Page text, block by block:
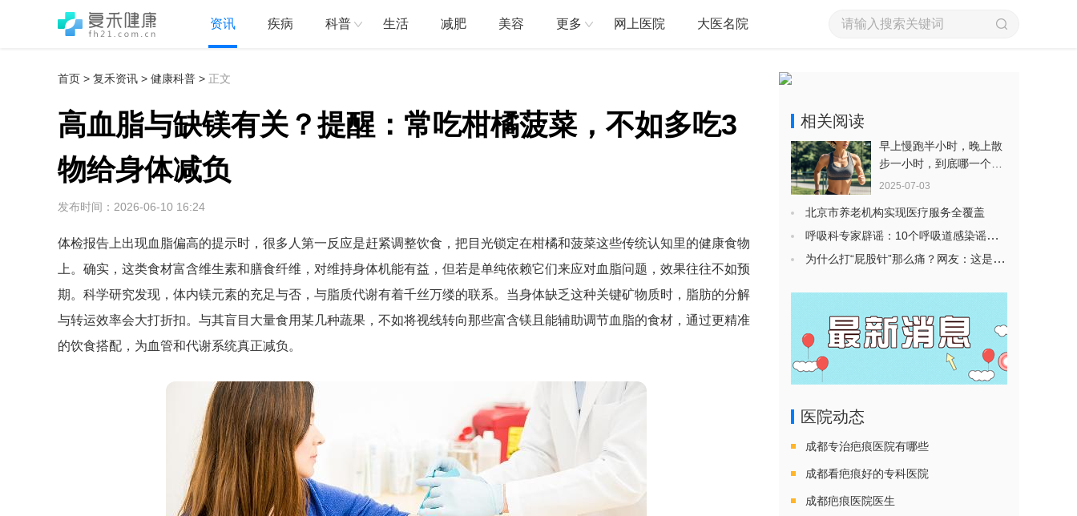
资讯 疾病 科普 生活 减肥 美容 更多 网上医院 大医名院
首页 > 复禾资讯 > 健康科普 > 正文
高血脂与缺镁有关？提醒：常吃柑橘菠菜，不如多吃3
物给身体减负
发布时间：2026-06-10 16:24
体检报告上出现血脂偏高的提示时，很多人第一反应是赶紧调整饮食，把目光锁定在柑橘和菠菜这些传统认知里的健康食物
上。确实，这类食材富含维生素和膳食纤维，对维持身体机能有益，但若是单纯依赖它们来应对血脂问题，效果往往不如预
期。科学研究发现，体内镁元素的充足与否，与脂质代谢有着千丝万缕的联系。当身体缺乏这种关键矿物质时，脂肪的分解
与转运效率会大打折扣。与其盲目大量食用某几种蔬果，不如将视线转向那些富含镁且能辅助调节血脂的食材，通过更精准
的饮食搭配，为血管和代谢系统真正减负。
相关阅读
早上慢跑半小时，晚上散
步一小时，到底哪一个更
能帮助养生？
2025-07-03
北京市养老机构实现医疗服务全覆盖
呼吸科专家辟谣：10个呼吸道感染谣言别轻信
为什么打“屁股针”那么痛？网友：这是我的童年噩梦！
医院动态
成都专治疤痕医院有哪些
成都看疤痕好的专科医院
成都疤痕医院医生